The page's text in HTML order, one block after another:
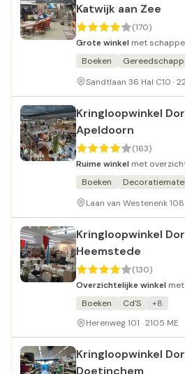
Katwijk aan Zee
(170)
Grote winkel met
koffie.
Boeken
Kringloopwinkel
Apeldoorn
(163)
Ruime winkel met
netjes gepresenteerde
Boeken
Kringloopwinkel
Heemstede
(130)
Overzichtelijke winkel
betaalbare prijzen.
Boeken Cd'S
+8
Herenweg 101 · 2105 ME
Kringloopwinkel
Doetinchem